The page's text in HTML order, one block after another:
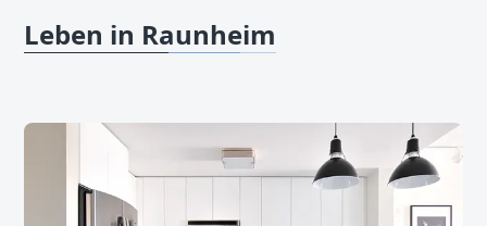
Leben in Raunheim